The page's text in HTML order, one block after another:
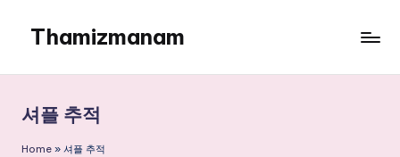
content
Thamizmanam
셔플 추적
Home » 셔플 추적